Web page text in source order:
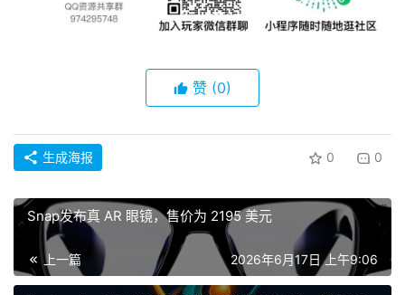
赞 (0)
生成海报 0 0
Snap发布真 AR 眼镜，售价为 2195 美元
上一篇 2026年6月17日 上午9:06